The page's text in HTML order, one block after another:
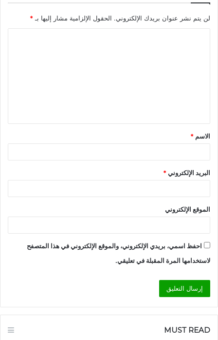
لن يتم نشر عنوان بريدك الإلكتروني. الحقول الإلزامية مشار إليها بـ *
ق
*
الاسم *
البريد الإلكتروني*
الموقع الإلكتروني
احفظ اسمي، بريدي الإلكتروني، والموقع الإلكتروني في هذا المتصفح
لاستخدامها المرة المقبلة في تعليقي.
MUST READ